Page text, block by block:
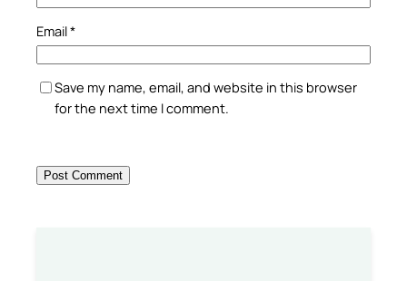
Email*
Save my name, email, and website in this browser
for the next time I comment.